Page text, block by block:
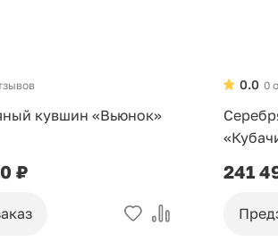
кувшин «Вьюнок»
₽
0
0.0
241